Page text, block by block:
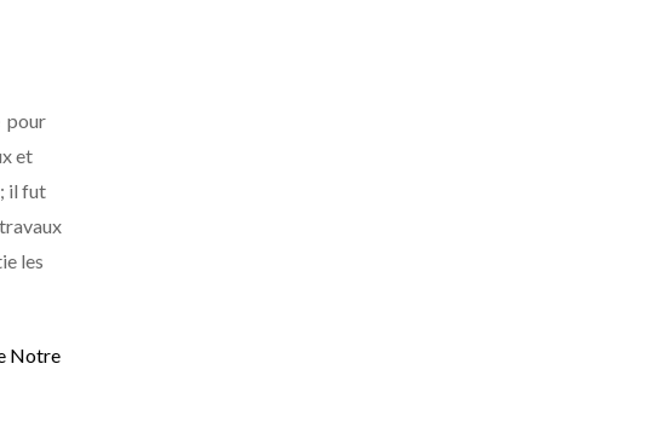
pour
et
il fut
les
Notre